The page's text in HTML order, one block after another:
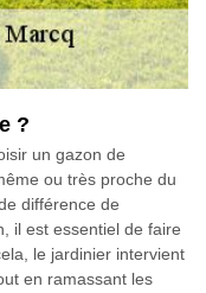
?
un gazon de
ou très proche du
différence de
il est essentiel de faire
le jardinier intervient
en ramassant les